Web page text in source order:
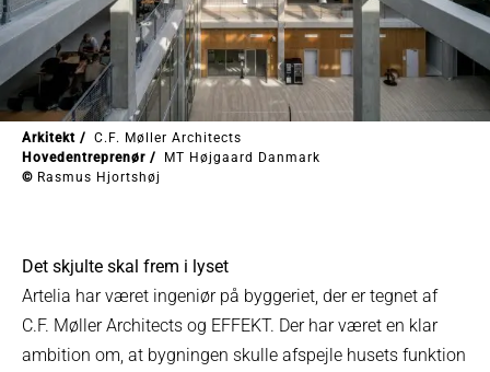
Arkitekt / C.F. Møller Architects
Hovedentreprenør / MT Højgaard Danmark
© Rasmus Hjortshøj
Det skjulte skal frem i lyset
Artelia har været ingeniør på byggeriet, der er tegnet af
C.F. Møller Architects og EFFEKT. Der har været en klar
ambition om, at bygningen skulle afspejle husets funktion